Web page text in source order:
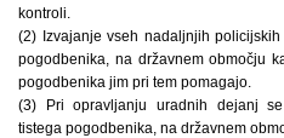
kontroli.
(2) Izvajanje vseh nadaljnjih
pogodbenika, na državnem območju
pogodbenika jim pri tem pomagajo.
(3) Pri opravljanju uradnih dejanj
tistega pogodbenika, na državnem